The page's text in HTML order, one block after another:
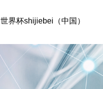
世界杯shijiebei（中国）